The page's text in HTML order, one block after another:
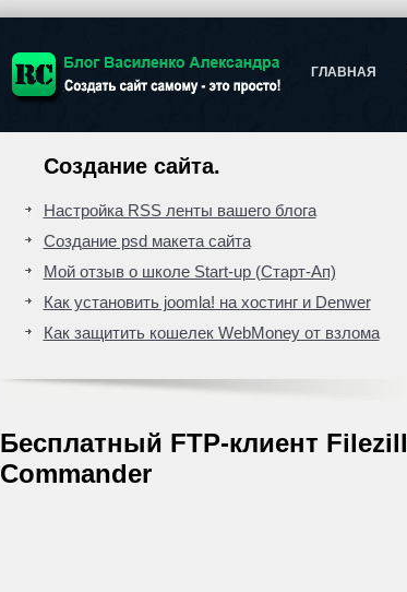
ГЛАВНАЯ
Создание сайта.
Настройка RSS ленты вашего блога
Создание psd макета сайта
Мой отзыв о школе Start-up (Старт-Ап)
Как установить joomla! на хостинг и Denwer
Как защитить кошелек WebMoney от взлома
Бесплатный FTP-клиент
Commander